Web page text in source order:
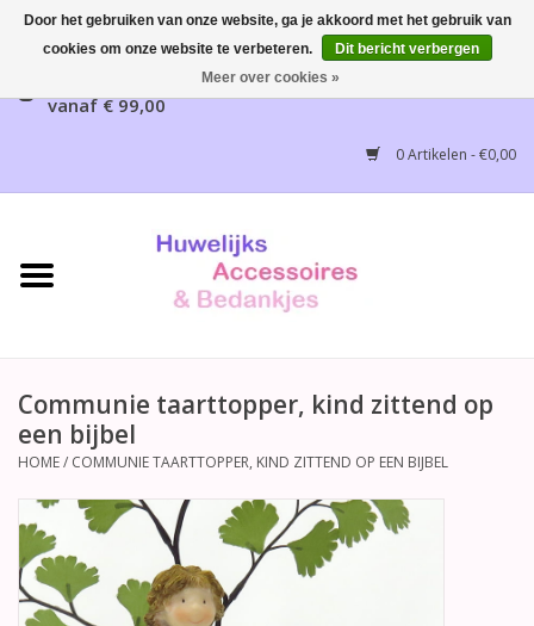
Gratis verzending mogelijk, NL vanaf € 65,00, België
vanaf € 99,00
0 Artikelen - €0,00
Home
Bruidsaccessoires
Huwelijksreceptie
Disney Huwelijk
Betty Boop Huwelijk
Communie taarttopper, kind zittend op
een bijbel
HOME/ COMMUNIE TAARTTOPPER, KIND ZITTEND OP EEN BIJBEL
Door het gebruiken van onze website, ga je akkoord met het gebruik van
cookies om onze website te verbeteren.
Dit bericht verbergen
Meer over cookies »